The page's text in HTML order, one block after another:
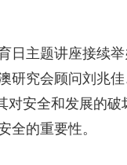
日主题讲座接续
研究会顾问刘兆
对安全和发展的
全的重要性。